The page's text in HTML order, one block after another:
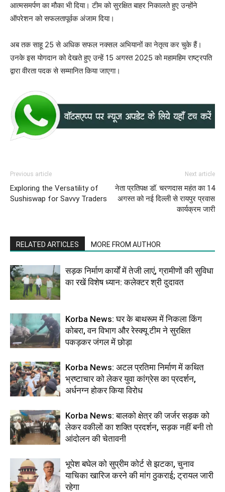
आत्मसमर्पण का मौका भी दिया। टीम को सुरक्षित बाहर निकालते हुए उन्होंने
ऑपरेशन को सफलतापूर्वक अंजाम दिया।
अब तक साहू 25 से अधिक सफल नक्सल अभियानों का नेतृत्व कर चुके हैं।
उनके इस योगदान को देखते हुए उन्हें 15 अगस्त 2025 को महामहिम राष्ट्रपति
द्वारा वीरता पदक से सम्मानित किया जाएगा।
Previous article
Exploring the Versatility of
Sushiswap for Savvy Traders
Next article
नेता प्रतिपक्ष डॉ. चरणदास महंत का 14
अगस्त को नई दिल्ली से रायपुर प्रवास
कार्यक्रम जारी
RELATED ARTICLES MORE FROM AUTHOR
सड़क निर्माण कार्यों में तेजी लाएं, ग्रामीणों की सुविधा
का रखें विशेष ध्यान: कलेक्टर श्री दुदावत
Korba News: घर के बाथरूम में निकला किंग
कोबरा, वन विभाग और रेस्क्यू टीम ने सुरक्षित
पकड़कर जंगल में छोड़ा
Korba News: अटल प्रतिमा निर्माण में कथित
भ्रष्टाचार को लेकर युवा कांग्रेस का प्रदर्शन,
अर्धनग्न होकर किया विरोध
Korba News: बालको क्षेत्र की जर्जर सड़क को
लेकर वकीलों का शक्ति प्रदर्शन, सड़क नहीं बनी तो
आंदोलन की चेतावनी
भूपेश बघेल को सुप्रीम कोर्ट से झटका, चुनाव
याचिका खारिज करने की मांग ठुकराई; ट्रायल जारी
रहेगा